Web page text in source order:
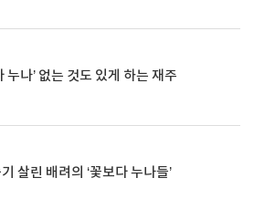
누나’ 없는 것도 있게 하는 재주
살린 배려의 ‘꽃보다 누나들’